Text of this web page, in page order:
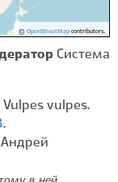
© OpenStreetMapcontributors.
Система
vulpes.
.